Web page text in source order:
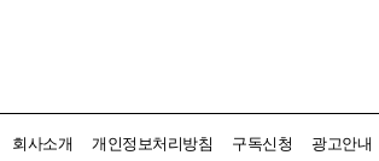
회사소개 개인정보처리방침 구독신청 광고안내